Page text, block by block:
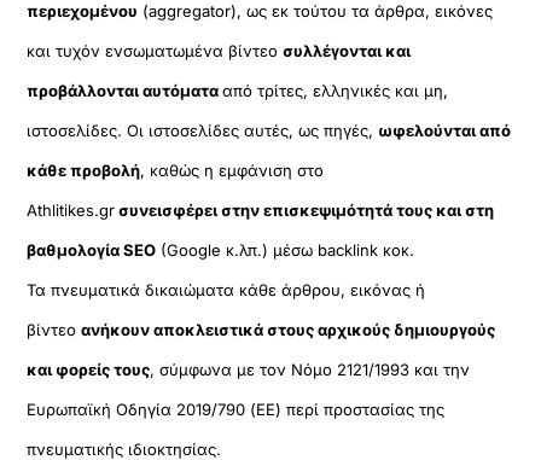
περιεχομένου (aggregator), ως εκ τούτου τα άρθρα, εικόνες
και τυχόν ενσωματωμένα βίντεοσυλλέγονται και
προβάλλονται αυτόματααπό τρίτες, ελληνικές και μη,
ιστοσελίδες. Οι ιστοσελίδες αυτές, ως πηγές, ωφελούνται από
κάθε προβολή, καθώς η εμφάνιση στο
Athlitikes.grσυνεισφέρει στην επισκεψιμότητά τους και στη
βαθμολογία SEO (Google κ.λπ.) μέσω backlink κοκ.
Τα πνευματικά δικαιώματα κάθε άρθρου, εικόνας ή
βίντεοανήκουν αποκλειστικά στους αρχικούς δημιουργούς
και φορείς τους, σύμφωνα με τον Νόμο 2121/1993 και την
Ευρωπαϊκή Οδηγία 2019/790 (ΕΕ) περί προστασίας της
πνευματικής ιδιοκτησίας.